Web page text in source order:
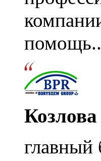
главный